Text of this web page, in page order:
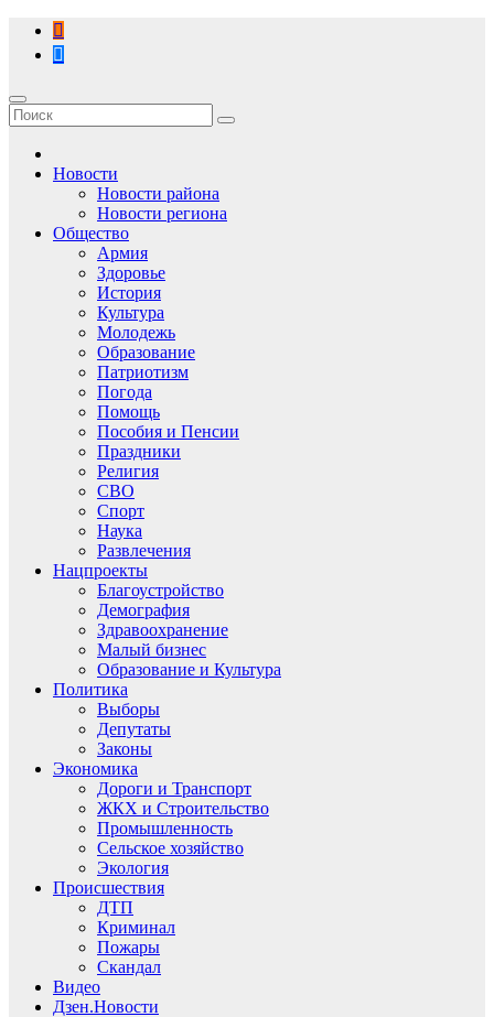
Перейти
содержимому
Новости
Новости района
Новости региона
Общество
Армия
Здоровье
История
Культура
Молодежь
Образование
Патриотизм
Погода
Помощь
Пособия и Пенсии
Праздники
Религия
СВО
Спорт
Наука
Развлечения
Нацпроекты
Благоустройство
Демография
Здравоохранение
Малый бизнес
Образование и Культура
Политика
Выборы
Депутаты
Законы
Экономика
Дороги и Транспорт
ЖКХ и Строительство
Промышленность
Сельское хозяйство
Экология
Происшествия
ДТП
Криминал
Пожары
Скандал
Видео
Дзен.Новости